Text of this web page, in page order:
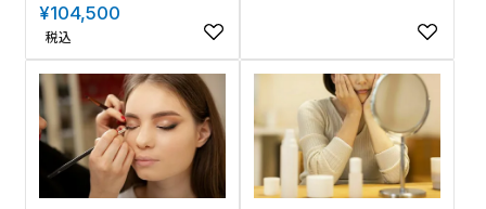
¥104,500
税込